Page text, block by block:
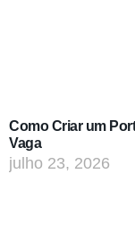
Como Criar um
Vaga
julho 23, 2026